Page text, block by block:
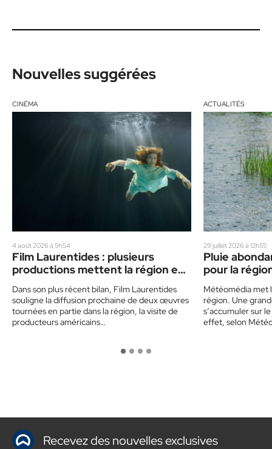
Nouvelles suggérées
CINÉMA
4 août 2026 à 9h54
Film Laurentides : plusieurs
productions mettent la région en
Dans son plus récent bilan, Film Laurentides
souligne la diffusion prochaine de deux œuvres
tournées en partie dans la région, la visite de
producteurs américains…
ACTUALITÉS
29 juillet 2026 à 12h55
Pluie
pour la
Météomédia met
région. Une
s’accumuler sur
effet, selon
Recevez des nouvelles exclusives